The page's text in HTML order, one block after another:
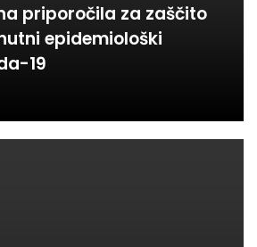
priporočila za zaščito
epidemiološki
19